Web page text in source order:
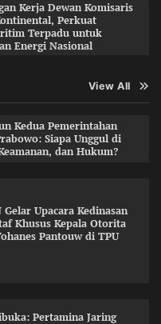
Kerja Dewan Komisaris
Perkuat
Terpadu untuk
Energi Nasional
View All
Kedua Pemerintahan
Siapa Unggul di
dan Hukum?
Upacara Kedinasan
Khusus Kepala Otorita
Pantouw di TPU
Pertamina Jaring